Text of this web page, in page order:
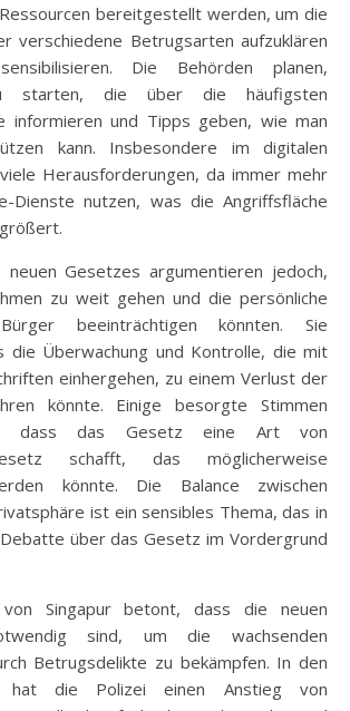
bereitgestellt werden, um die
verschiedene Betrugsarten aufzuklären
Die Behörden planen,
starten, die über die häufigsten
informieren und Tipps geben, wie man
kann. Insbesondere im digitalen
Herausforderungen, da immer mehr
Dienste nutzen, was die Angriffsfläche
Gesetzes argumentieren jedoch,
zu weit gehen und die persönliche
beeinträchtigen könnten. Sie
die Überwachung und Kontrolle, die mit
einhergehen, zu einem Verlust der
könnte. Einige besorgte Stimmen
dass das Gesetz eine Art von
schafft, das möglicherweise
könnte. Die Balance zwischen
ist ein sensibles Thema, das in
über das Gesetz im Vordergrund
Singapur betont, dass die neuen
sind, um die wachsenden
Betrugsdelikte zu bekämpfen. In den
hat die Polizei einen Anstieg von